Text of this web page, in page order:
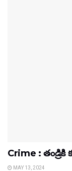
Crime : తండ్రికి
MAY 13, 2024